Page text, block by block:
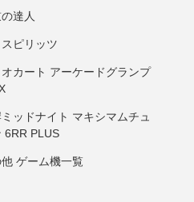
達人
ピリッツ
カート アーケードグランプ
ッドナイト マキシマムチュ
6RR PLUS
ゲーム機一覧